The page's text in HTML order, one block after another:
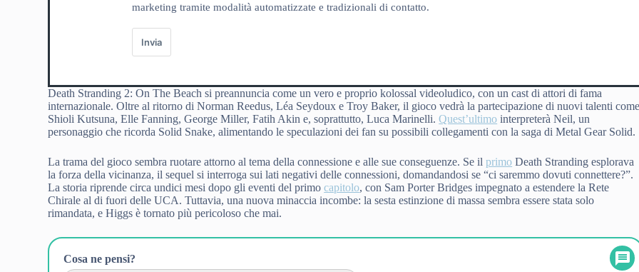
marketing tramite modalità automatizzate e tradizionali di contatto.
Invia
Death Stranding 2: On The Beach si preannuncia come un vero e proprio kolossal videoludico, con un cast di attori di fama
internazionale. Oltre al ritorno di Norman Reedus, Léa Seydoux e Troy Baker, il gioco vedrà la partecipazione di nuovi talenti
Shioli Kutsuna, Elle Fanning, George Miller, Fatih Akin e, soprattutto, Luca Marinelli.Quest’ultimo interpreterà Neil, un
personaggio che ricorda Solid Snake, alimentando le speculazioni dei fan su possibili collegamenti con la saga di Metal Gear Solid.
La trama del gioco sembra ruotare attorno al tema della connessione e alle sue conseguenze. Se ilprimo Death Stranding esplorava
la forza della vicinanza, il sequel si interroga sui lati negativi delle connessioni, domandandosi se “ci saremmo dovuti connettere?”.
La storia riprende circa undici mesi dopo gli eventi del primocapitolo, con Sam Porter Bridges impegnato a estendere la Rete
Chirale al di fuori delle UCA. Tuttavia, una nuova minaccia incombe: la sesta estinzione di massa sembra essere stata solo
rimandata, e Higgs è tornato più pericoloso che mai.
Cosa ne pensi?